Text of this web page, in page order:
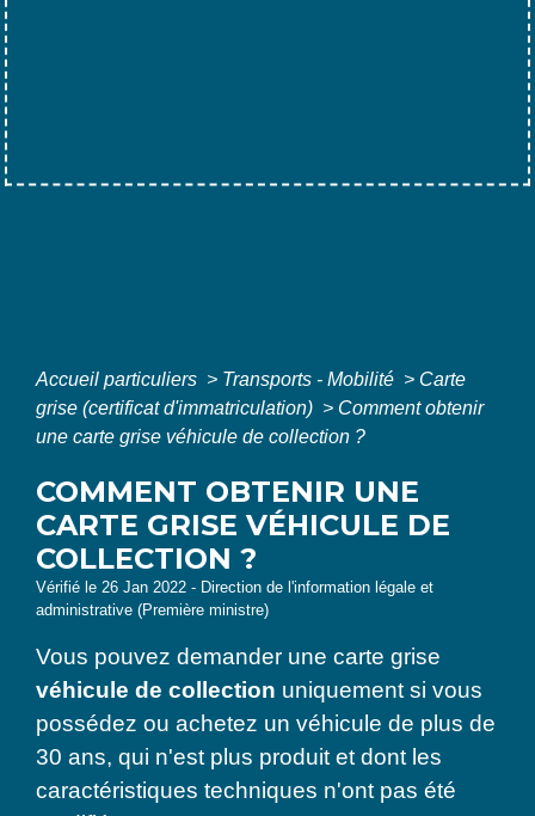
Accueil particuliers > Transports - Mobilité > Carte
grise (certificat d'immatriculation) > Comment obtenir
une carte grise véhicule de collection ?
COMMENT OBTENIR UNE
CARTE GRISE VÉHICULE DE
COLLECTION ?
Vérifié le 26 Jan 2022 - Direction de l'information légale et
administrative (Première ministre)
Vous pouvez demander une carte grise
véhicule de collection uniquement si vous
possédez ou achetez un véhicule de plus de
30 ans, qui n'est plus produit et dont les
caractéristiques techniques n'ont pas été